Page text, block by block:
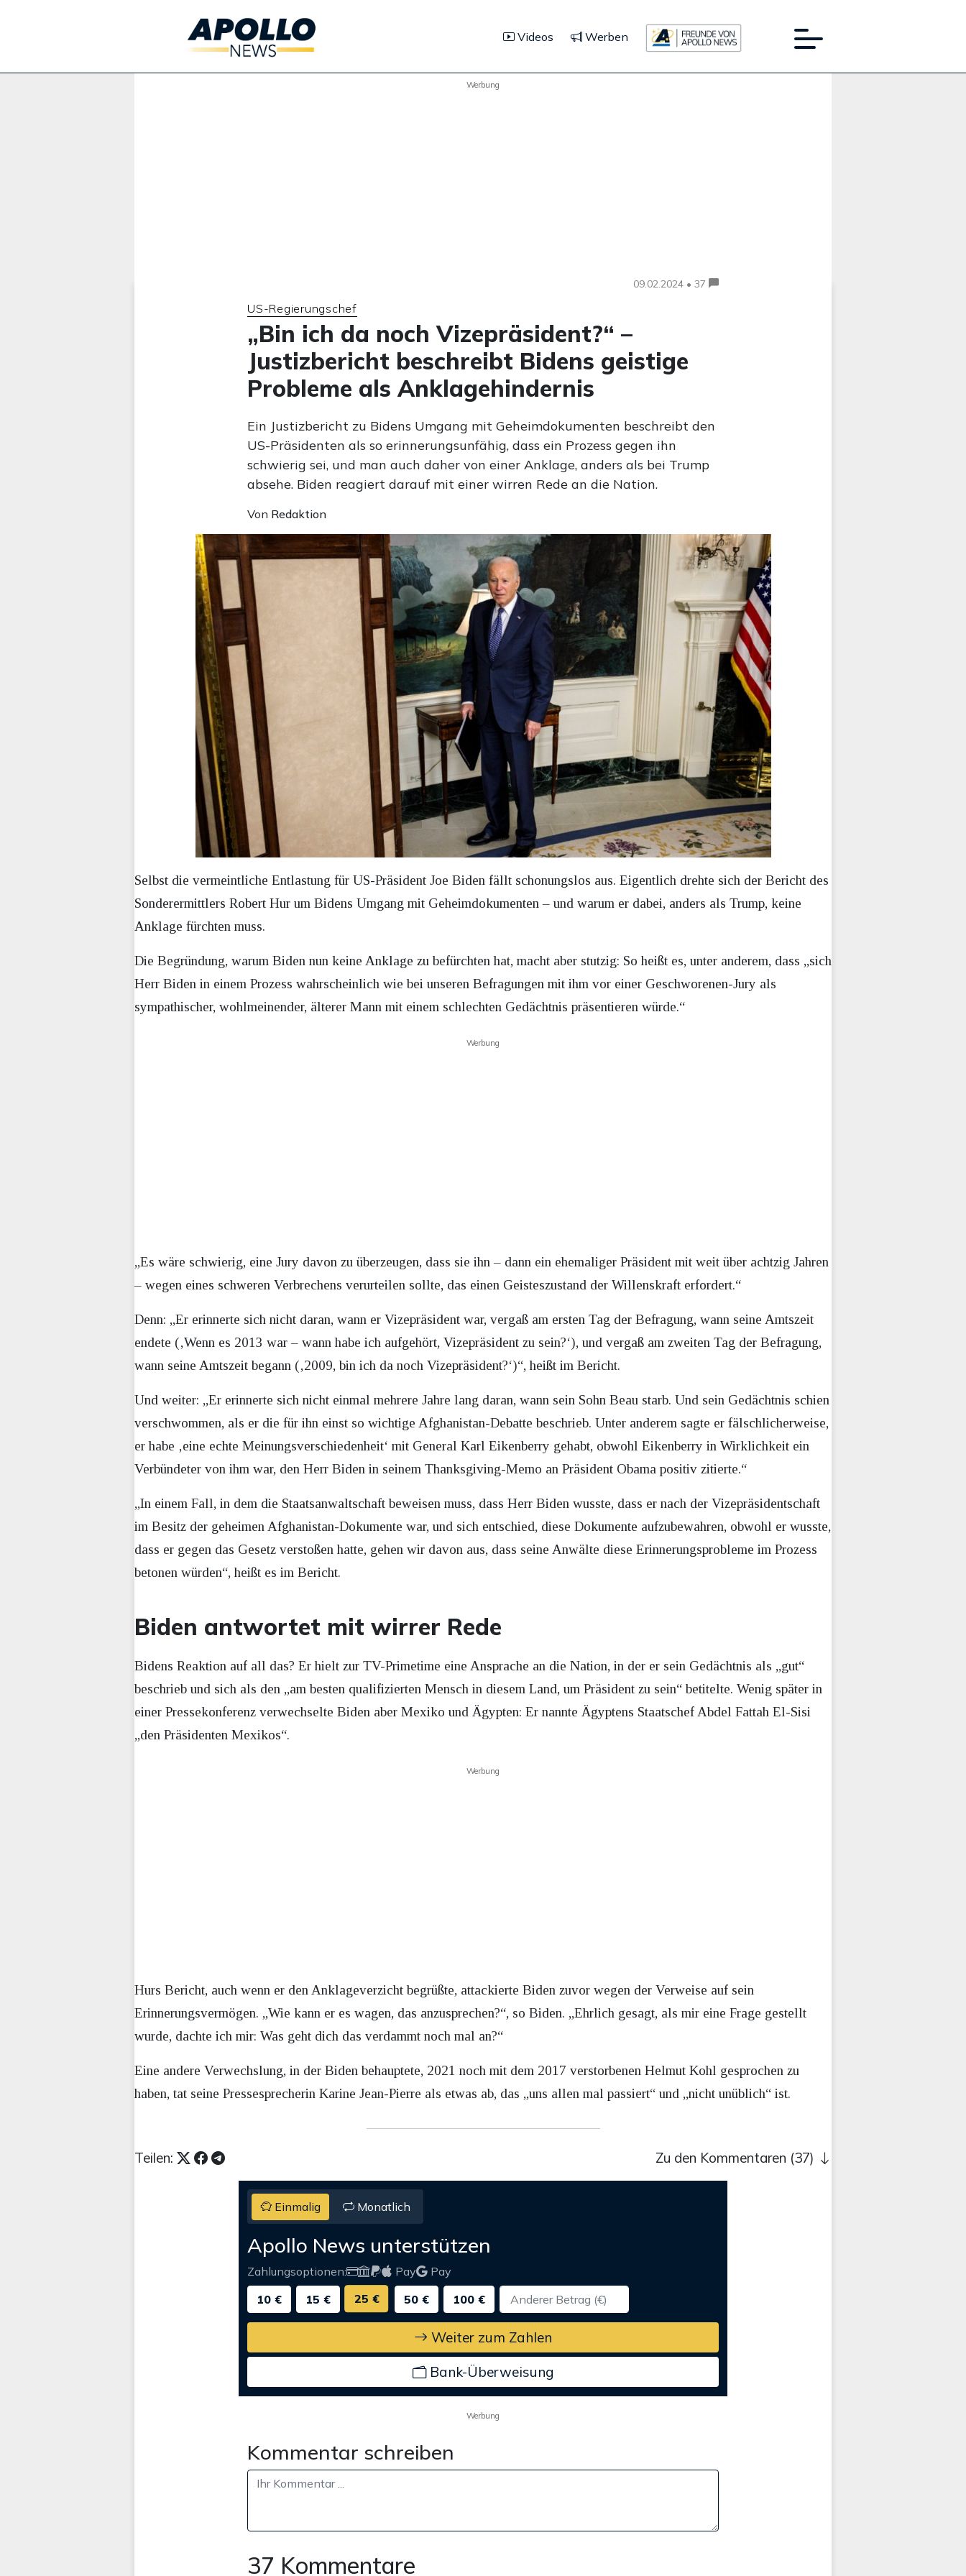
Videos Werben
Werbung
09.02.2024 • 37
US-Regierungschef
„Bin ich da noch Vizepräsident?“ –
Justizbericht beschreibt Bidens geistige
Probleme als Anklagehindernis
Ein Justizbericht zu Bidens Umgang mit Geheimdokumenten beschreibt den
US-Präsidenten als so erinnerungsunfähig, dass ein Prozess gegen ihn
schwierig sei, und man auch daher von einer Anklage, anders als bei Trump
absehe. Biden reagiert darauf mit einer wirren Rede an die Nation.
Von Redaktion
Selbst die vermeintliche Entlastung für US-Präsident Joe Biden fällt schonungslos aus. Eigentlich drehte sich der Bericht des
Sonderermittlers Robert Hur um Bidens Umgang mit Geheimdokumenten – und warum er dabei, anders als Trump, keine
Anklage fürchten muss.
Die Begründung, warum Biden nun keine Anklage zu befürchten hat, macht aber stutzig: So heißt es, unter anderem, dass „sich
Herr Biden in einem Prozess wahrscheinlich wie bei unseren Befragungen mit ihm vor einer Geschworenen-Jury als
sympathischer, wohlmeinender, älterer Mann mit einem schlechten Gedächtnis präsentieren würde.“
Werbung
„Es wäre schwierig, eine Jury davon zu überzeugen, dass sie ihn – dann ein ehemaliger Präsident mit weit über achtzig Jahren
– wegen eines schweren Verbrechens verurteilen sollte, das einen Geisteszustand der Willenskraft erfordert.“
Denn: „Er erinnerte sich nicht daran, wann er Vizepräsident war, vergaß am ersten Tag der Befragung, wann seine Amtszeit
endete (‚Wenn es 2013 war – wann habe ich aufgehört, Vizepräsident zu sein?‘), und vergaß am zweiten Tag der Befragung,
wann seine Amtszeit begann (‚2009, bin ich da noch Vizepräsident?‘)“, heißt im Bericht.
Und weiter: „Er erinnerte sich nicht einmal mehrere Jahre lang daran, wann sein Sohn Beau starb. Und sein Gedächtnis schien
verschwommen, als er die für ihn einst so wichtige Afghanistan-Debatte beschrieb. Unter anderem sagte er fälschlicherweise,
er habe ‚eine echte Meinungsverschiedenheit‘ mit General Karl Eikenberry gehabt, obwohl Eikenberry in Wirklichkeit ein
Verbündeter von ihm war, den Herr Biden in seinem Thanksgiving-Memo an Präsident Obama positiv zitierte.“
„In einem Fall, in dem die Staatsanwaltschaft beweisen muss, dass Herr Biden wusste, dass er nach der Vizepräsidentschaft
im Besitz der geheimen Afghanistan-Dokumente war, und sich entschied, diese Dokumente aufzubewahren, obwohl er wusste,
dass er gegen das Gesetz verstoßen hatte, gehen wir davon aus, dass seine Anwälte diese Erinnerungsprobleme im Prozess
betonen würden“, heißt es im Bericht.
Biden antwortet mit wirrer Rede
Bidens Reaktion auf all das? Er hielt zur TV-Primetime eine Ansprache an die Nation, in der er sein Gedächtnis als „gut“
beschrieb und sich als den „am besten qualifizierten Mensch in diesem Land, um Präsident zu sein“ betitelte. Wenig später in
einer Pressekonferenz verwechselte Biden aber Mexiko und Ägypten: Er nannte Ägyptens Staatschef Abdel Fattah El-Sisi
„den Präsidenten Mexikos“.
Werbung
Hurs Bericht, auch wenn er den Anklageverzicht begrüßte, attackierte Biden zuvor wegen der Verweise auf sein
Erinnerungsvermögen. „Wie kann er es wagen, das anzusprechen?“, so Biden. „Ehrlich gesagt, als mir eine Frage gestellt
wurde, dachte ich mir: Was geht dich das verdammt noch mal an?“
Eine andere Verwechslung, in der Biden behauptete, 2021 noch mit dem 2017 verstorbenen Helmut Kohl gesprochen zu
haben, tat seine Pressesprecherin Karine Jean-Pierre als etwas ab, das „uns allen mal passiert“ und „nicht unüblich“ ist.
Teilen: Zu den Kommentaren (37)
Einmalig Monatlich
Apollo News unterstützen
Zahlungsoptionen: Pay
Pay
10 €
15 € 25 € 50 € 100 €
Weiter zum Zahlen
Bank-Überweisung
Werbung
Kommentar schreiben
37 Kommentare